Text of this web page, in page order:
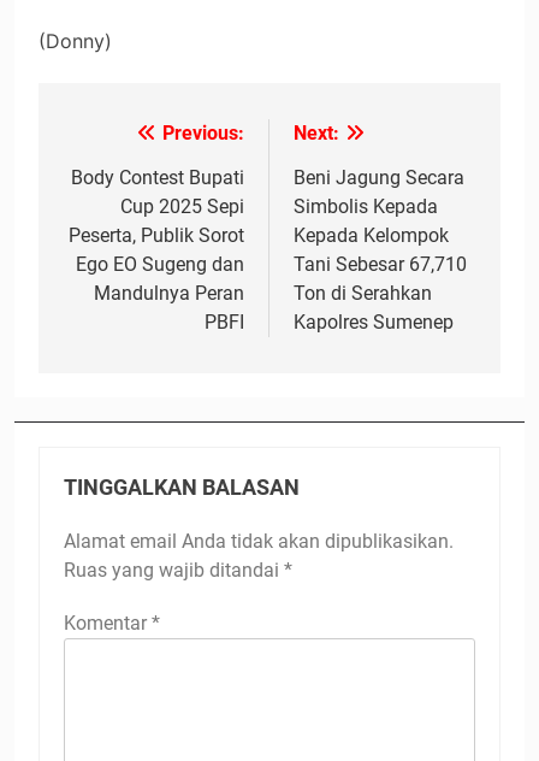
(Donny)
Navigasi
pos
Previous:
Body Contest Bupati
Cup 2025 Sepi
Peserta, Publik Sorot
Ego EO Sugeng dan
Mandulnya Peran
PBFI
Next:
Beni Jagung Secara
Simbolis Kepada
Kepada Kelompok
Tani Sebesar 67,710
Ton di Serahkan
Kapolres Sumenep
TINGGALKAN BALASAN
Alamat email Anda tidak akan dipublikasikan.
Ruas yang wajib ditandai *
Komentar *